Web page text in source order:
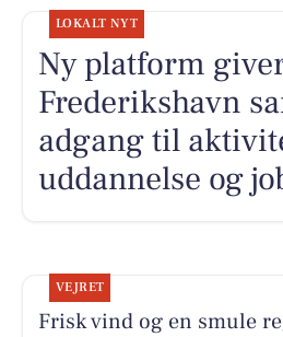
LOKALT NYT
Ny platform
Frederikshavn
adgang til
uddannelse og
VEJRET
Frisk vind og en smule